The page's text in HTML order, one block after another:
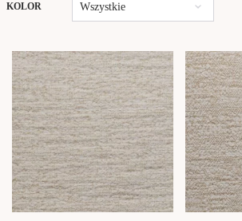
KOLOR Wszystkie